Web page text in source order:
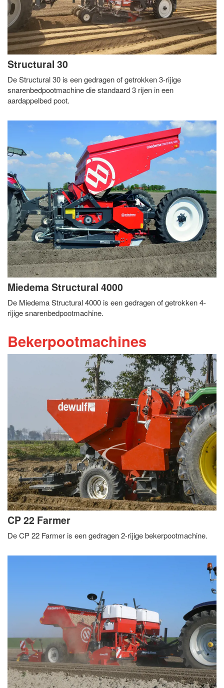
Structural 30
De Structural 30 is een gedragen of getrokken 3-rijige
snarenbedpootmachine die standaard 3 rijen in een
aardappelbed poot.
Miedema Structural 4000
De Miedema Structural 4000 is een gedragen of getrokken 4-
rijige snarenbedpootmachine.
Bekerpootmachines
CP 22 Farmer
De CP 22 Farmer is een gedragen 2-rijige bekerpootmachine.